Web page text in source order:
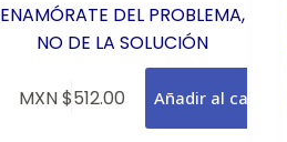
ENAMÓRATE DEL PROBLEMA,
NO DE LA SOLUCIÓN
MXN $512.00 Añadir al carrito